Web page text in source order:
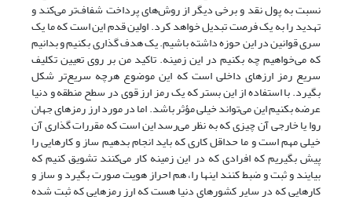
نسبت به پول نقد و برخی دیگر از روش‌های پرداخت شفاف‌‌‌‌تر می‌کند و
تهدید را به یک فرصت تبدیل خواهد کرد. اولین قدم این است که ما یک
سری قوانین در این حوزه داشته باشیم. یک هدف گذاری بکنیم و بدانیم
که‌ می‌خواهیم چه بکنیم در این زمینه. تاکید من بر روی تعیین تکلیف
سریع رمز ارزهای داخلی است که این موضوع هرچه سریع‌‌‌‌تر شکل
بگیرد. با استفاده از این بستر که یک رمز ارز قوی در سطح منطقه و دنیا
عرضه بکنیم این‌ می‌تواند خیلی مؤثر باشد. اما در مورد ارز رمزهای جهان
روا یا خارجی آن چیزی که به نظر‌ می‌رسد این است که مقررات گذاری آن
خیلی مهم است و ما حداقل کاری که باید انجام بدهیم ساز و کارهایی را
پیش بگیریم که افرادی که در این زمینه کار‌ می‌کنند تشویق کنیم که
بیایند و ثبت و ضبط کنند اینها را، هم احراز هویت صورت بگیرد و ساز و
کارهایی که در سایر کشورهای دنیا هست که ارز رمزهایی که ثبت شده